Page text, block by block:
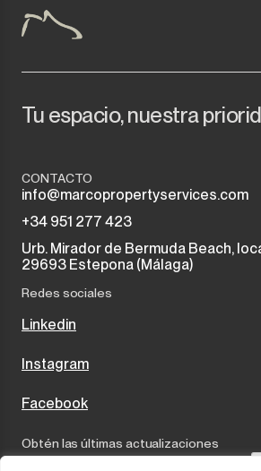
Tu espacio, nuestra
CONTACTO
info@marcopropertyservices.com
+34 951 277 423
Urb. Mirador de Bermuda Beach,
29693 Estepona (Málaga)
Redes sociales
Linkedin
Instagram
Facebook
Obtén las últimas actualizaciones